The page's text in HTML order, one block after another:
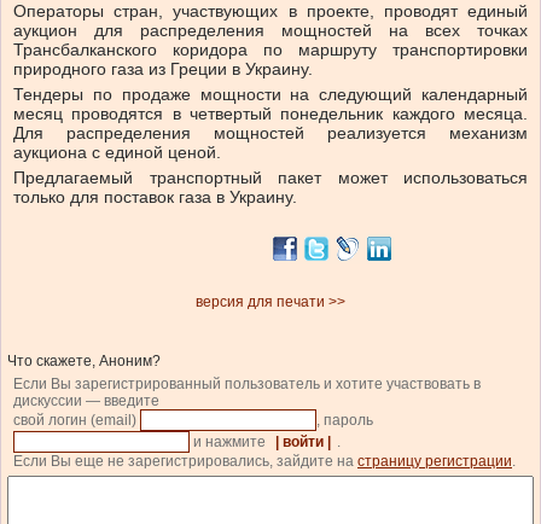
Операторы стран, участвующих в проекте, проводят единый
аукцион для распределения мощностей на всех точках
Трансбалканского коридора по маршруту транспортировки
природного газа из Греции в Украину.
Тендеры по продаже мощности на следующий календарный
месяц проводятся в четвертый понедельник каждого месяца.
Для распределения мощностей реализуется механизм
аукциона с единой ценой.
Предлагаемый транспортный пакет может использоваться
только для поставок газа в Украину.
версия для печати >>
Что скажете, Аноним?
Если Вы зарегистрированный пользователь и хотите участвовать в
дискуссии — введите
свой логин (email)
, пароль
и нажмите
| войти |
.
Если Вы еще не зарегистрировались, зайдите на страницу регистрации.